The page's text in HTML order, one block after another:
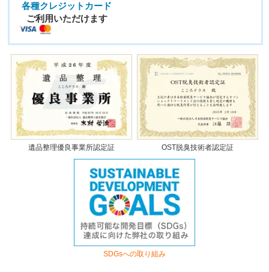
各種クレジットカード
ご利用いただけます
遺品整理優良事業所認定証 OST脱臭技術者認定証
SDGsへの取り組み